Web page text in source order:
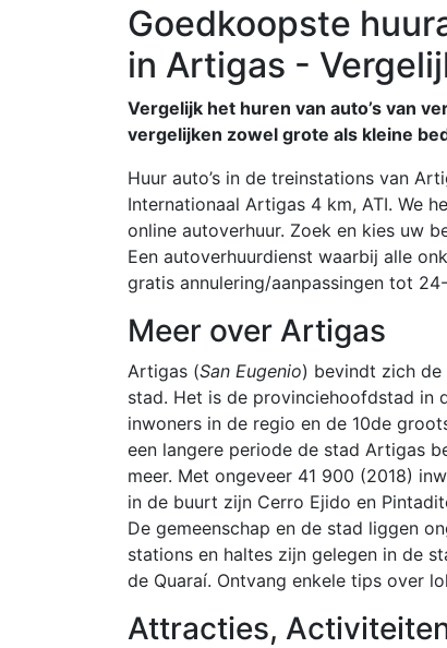
Goedkoopste
in Artigas -
Vergelijk het huren van auto’s van
vergelijken zowel grote als kleine
Huur auto’s in de treinstations van
Internationaal Artigas 4 km, ATI. We
online autoverhuur. Zoek en kies uw
Een autoverhuurdienst waarbij alle
gratis annulering/aanpassingen tot
Meer over Artigas
Artigas (San Eugenio) bevindt zich de
stad. Het is de provinciehoofdstad in
inwoners in de regio en de 10de
een langere periode de stad Artigas
meer. Met ongeveer 41 900 (2018)
in de buurt zijn Cerro Ejido en
De gemeenschap en de stad liggen
stations en haltes zijn gelegen in de
de Quaraí. Ontvang enkele tips over
Attracties,